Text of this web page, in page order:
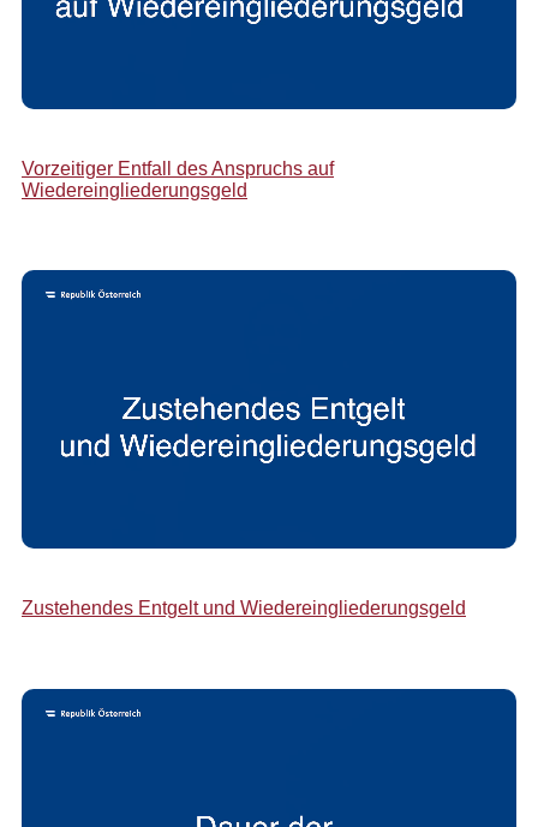
Vorzeitiger Entfall des Anspruchs auf
Wiedereingliederungsgeld
Zustehendes Entgelt und Wiedereingliederungsgeld